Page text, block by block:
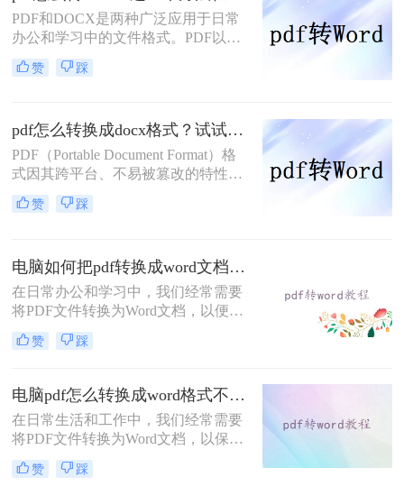
中，文件的排版变得凌乱不堪，甚至
使得内容无法阅读。那么如何保证pdf
转word排版不乱呢？，今天我将给大
家介绍三个方法，来确保PDF转Word
时排版不乱。
PDF和DOCX是两种广泛应用于日常
办公和学习中的文件格式。PDF以其
跨平台、不易被篡改的特性，成为了
许多正式文档的首选格式；而DOCX
我们可能需要将PDF文档转换为
DOCX格式，以便进行进一步的编辑
和修改。那么，PDF怎么转DOCX
换的方法与步骤。
赞 踩
pdf怎么转换成docx格式？试试这三个转换方法！
PDF（Portable Document Format）格
式因其跨平台、不易被篡改的特性，
在日常生活和工作中被广泛应用。然
而，当我们需要编辑或修改PDF文件
作。因此，将PDF转换成DOCX格式
成为了一个常见的需求。那么pdf怎么
转换成docx格式呢？本文将介绍几种
一些注意事项。
赞 踩
电脑如何把pdf转换成word文档？这3种方法简单易学，你一定要知道！
在日常办公和学习中，我们经常需要
将PDF文件转换为Word文档，以便于
编辑、修改或重新排版内容。那么电
脑如何把pdf转换成word文档呢？下
法，帮助你在电脑上轻松实现PDF到
Word的转换。
赞 踩
电脑pdf怎么转换成word格式不变？分享4种方法轻松实现！
在日常生活和工作中，我们经常需要
将PDF文件转换为Word文档，以保留
原始格式并方便编辑。然而，很多转
换工具在转换过程中往往无法完全保
赞 踩